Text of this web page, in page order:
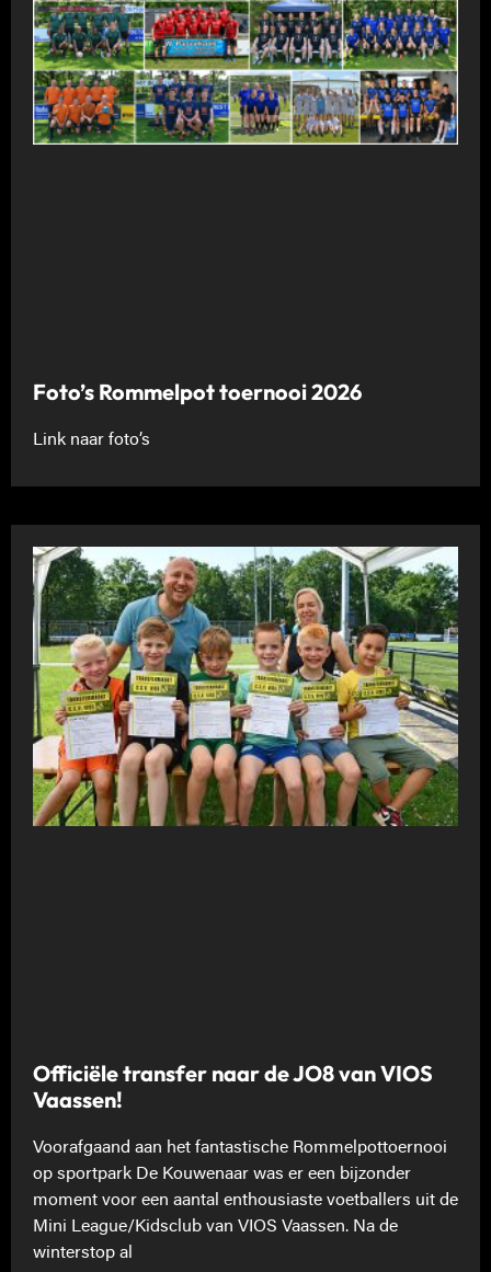
Foto’s Rommelpot toernooi 2026
Link naar foto’s
Officiële transfer naar de JO8 van VIOS
Vaassen!
Voorafgaand aan het fantastische Rommelpottoernooi
op sportpark De Kouwenaar was er een bijzonder
moment voor een aantal enthousiaste voetballers uit de
Mini League/Kidsclub van VIOS Vaassen. Na de
winterstop al